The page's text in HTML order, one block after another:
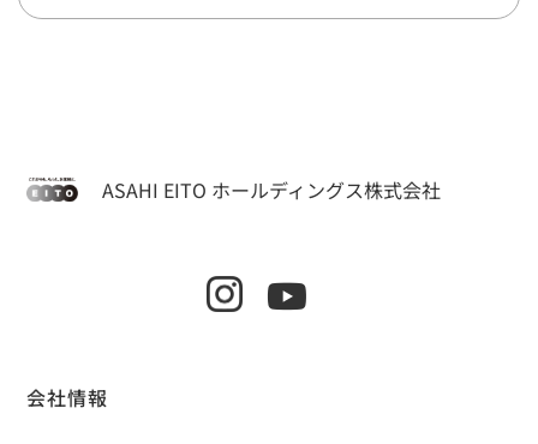
ASAHI EITO ホールディングス株式会社
会社情報